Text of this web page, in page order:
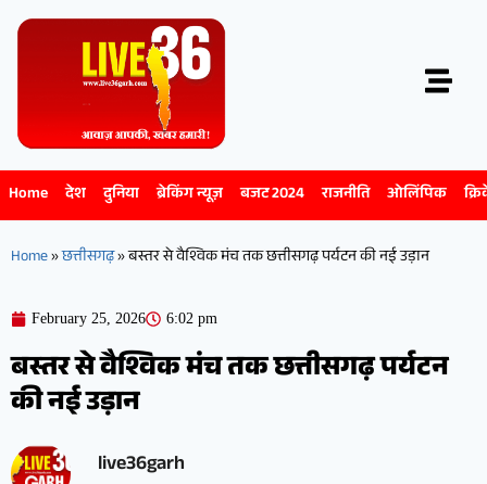
Home देश दुनिया ब्रेकिंग न्यूज़ बजट 2024 राजनीति ओलिंपिक
Home»छत्तीसगढ़»बस्तर से वैश्विक मंच तक छत्तीसगढ़ पर्यटन की नई उड़ान
February 25, 2026 6:02 pm
बस्तर से वैश्विक मंच तक छत्तीसगढ़ पर्यटन
की नई उड़ान
live36garh